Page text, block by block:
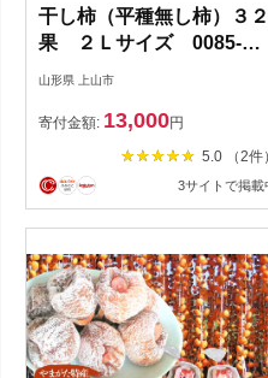
干し柿（平種無し柿）３２
果 ２Ｌサイズ 0085-
2605
山形県 上山市
寄付金額: 13,000円
5.0 （2件
3サイトで掲載